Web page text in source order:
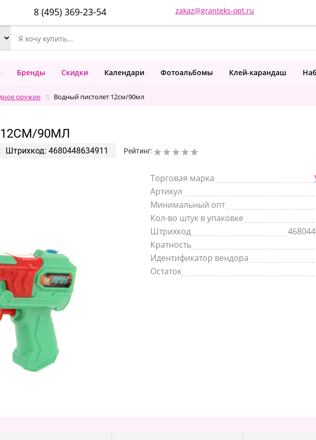
8 (495) 369-23-54 zakaz@granteks-opt.ru
Бренды Скидки Календари Фотоальбомы Клей-карандаш
оружие Водный пистолет 12см/90мл
90МЛ
Штрихкод: 4680448634911 Рейтинг:
Торговая марка
Артикул
Минимальный опт
Кол-во штук в упаковке
Штрихкод
Кратность
Идентификатор вендора
Остаток